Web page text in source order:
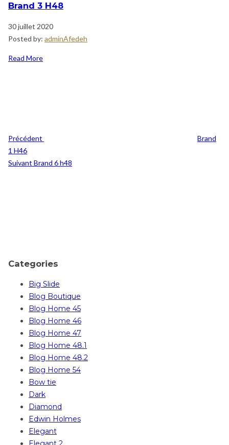
Brand 3 H48
30 juillet 2020
Posted by: adminAfedeh
Read More
Précédent
Brand
1 H46
Post
Suivant Brand 6 h48
Categories
Big Slide
Blog Boutique
Blog Home 45
Blog Home 46
Blog Home 47
Blog Home 48.1
Blog Home 48.2
Blog Home 54
Bow tie
Dark
Diamond
Edwin Holmes
Elegant